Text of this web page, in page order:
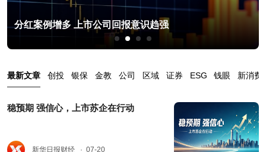
分红案例增多 上市公司回报意识趋强
最新文章 创投 银保 金教 公司 区域 证券 ESG 钱眼 新消费
稳预期 强信心，上市苏企在行动
新华日报财经 · 07-20